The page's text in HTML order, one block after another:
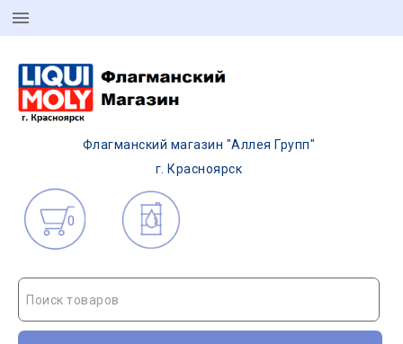
Флагманский магазин "Аллея Групп"
г. Красноярск
0
Поиск товаров